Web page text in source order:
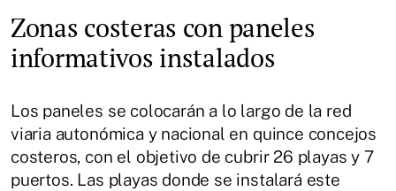
Zonas costeras con paneles
informativos instalados
Los paneles se colocarán a lo largo de la red
viaria autonómica y nacional en quince concejos
costeros, con el objetivo de cubrir 26 playas y 7
puertos. Las playas donde se instalará este